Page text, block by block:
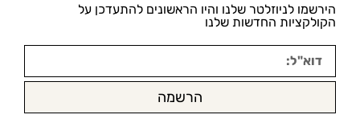
הירשמו לניוזלטר שלנו והיו הראשונים להתעדכן על
הקולקציות החדשות שלנו
הרשמה